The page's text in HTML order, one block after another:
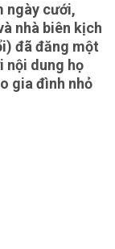
ngày cưới,
nhà biên kịch
đã đăng một
nội dung họ
gia đình nhỏ